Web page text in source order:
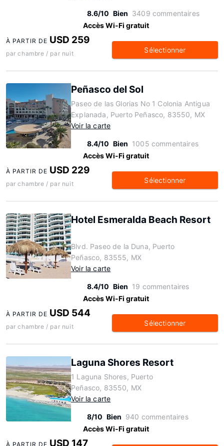
8.6/10 Bien 3409 commentaires
Accès Wi-Fi gratuit
À PARTIR DE USD 259
par chambre / par nuit Sélectionner
Peñasco del Sol
Paseo de las Glorias No 1 Colonia Antigua
Explanada, Puerto Peñasco, 83550, MX
Voir la carte
8.4/10 Bien 1005 commentaires
Accès Wi-Fi gratuit
À PARTIR DE USD 229
par chambre / par nuit Sélectionner
Hotel Esmeralda Beach Resort
Blvd. Paseo de la Duna, Puerto
Peñasco, 83555, MX
Voir la carte
8.4/10 Bien 19 commentaires
Accès Wi-Fi gratuit
À PARTIR DE USD 544
par chambre / par nuit Sélectionner
Laguna Shores Resort
1 Laguna Shores, Puerto
Peñasco, 83550, MX
Voir la carte
8/10 Bien 940 commentaires
Accès Wi-Fi gratuit
À PARTIR DE USD 147